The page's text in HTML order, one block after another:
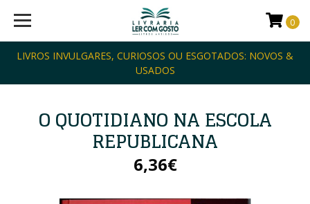
LIVROS INVULGARES, CURIOSOS OU ESGOTADOS: NOVOS &
USADOS
0
O QUOTIDIANO NA ESCOLA
REPUBLICANA
6,36€